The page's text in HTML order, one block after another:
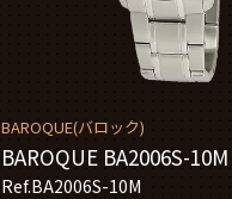
BAROQUE(バロック)
BAROQUE BA2006S-10M
Ref.BA2006S-10M